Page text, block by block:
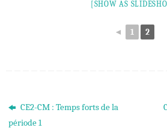
[SHOW AS
◄ 1 2
CE2-CM : Temps forts de la
période 1